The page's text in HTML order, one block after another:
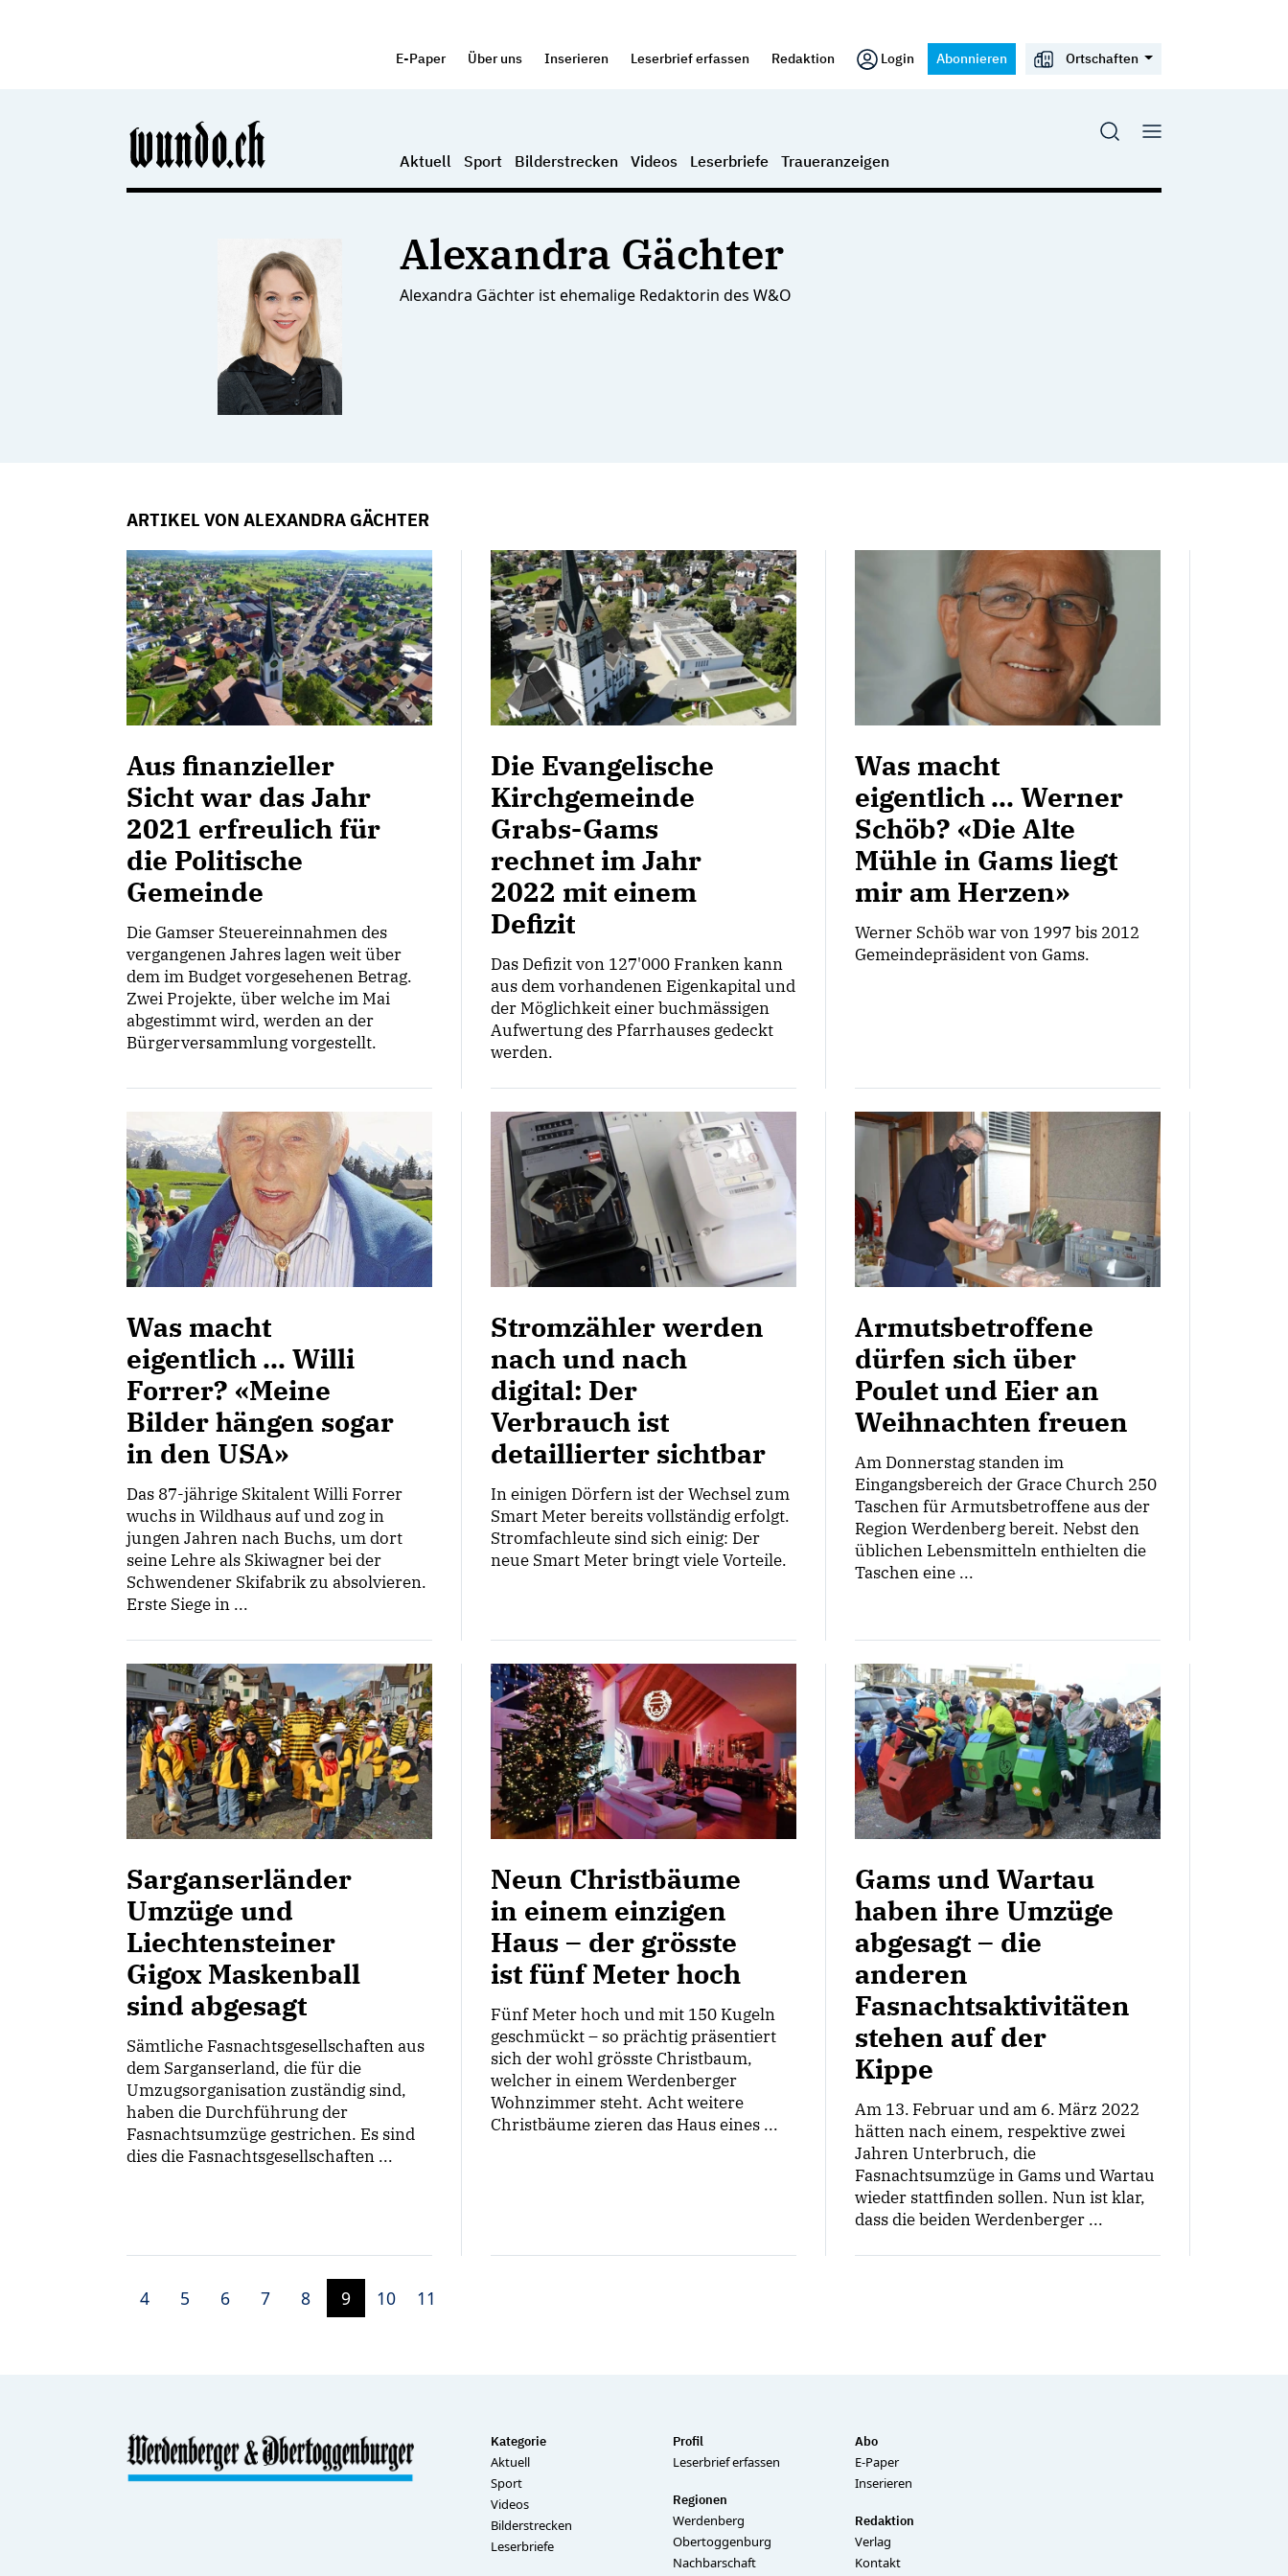
E-Paper Über uns Inserieren Leserbrief erfassen Redaktion Login Abonnieren Ortschaften
Aktuell Sport Bilderstrecken Videos Leserbriefe Traueranzeigen
Alexandra Gächter
Alexandra Gächter ist ehemalige Redaktorin des W&O
ARTIKEL VON ALEXANDRA GÄCHTER
Aus finanzieller
Sicht war das Jahr
2021 erfreulich für
die Politische
Gemeinde
Die Gamser Steuereinnahmen des
vergangenen Jahres lagen weit über
dem im Budget vorgesehenen Betrag.
Zwei Projekte, über welche im Mai
abgestimmt wird, werden an der
Bürgerversammlung vorgestellt.
Die Evangelische
Kirchgemeinde
Grabs-Gams
rechnet im Jahr
2022 mit einem
Defizit
Das Defizit von 127'000 Franken kann
aus dem vorhandenen Eigenkapital und
der Möglichkeit einer buchmässigen
Aufwertung des Pfarrhauses gedeckt
werden.
Was macht
eigentlich ... Werner
Schöb? «Die Alte
Mühle in Gams liegt
mir am Herzen»
Werner Schöb war von 1997 bis 2012
Gemeindepräsident von Gams.
Was macht
eigentlich ... Willi
Forrer? «Meine
Bilder hängen sogar
in den USA»
Das 87-jährige Skitalent Willi Forrer
wuchs in Wildhaus auf und zog in
jungen Jahren nach Buchs, um dort
seine Lehre als Skiwagner bei der
Schwendener Skifabrik zu absolvieren.
Erste Siege in ...
Stromzähler werden
nach und nach
digital: Der
Verbrauch ist
detaillierter sichtbar
In einigen Dörfern ist der Wechsel zum
Smart Meter bereits vollständig erfolgt.
Stromfachleute sind sich einig: Der
neue Smart Meter bringt viele Vorteile.
Armutsbetroffene
dürfen sich über
Poulet und Eier an
Weihnachten freuen
Am Donnerstag standen im
Eingangsbereich der Grace Church 250
Taschen für Armutsbetroffene aus der
Region Werdenberg bereit. Nebst den
üblichen Lebensmitteln enthielten die
Taschen eine ...
Sarganserländer
Umzüge und
Liechtensteiner
Gigox Maskenball
sind abgesagt
Sämtliche Fasnachtsgesellschaften aus
dem Sarganserland, die für die
Umzugsorganisation zuständig sind,
haben die Durchführung der
Fasnachtsumzüge gestrichen. Es sind
dies die Fasnachtsgesellschaften ...
Neun Christbäume
in einem einzigen
Haus – der grösste
ist fünf Meter hoch
Fünf Meter hoch und mit 150 Kugeln
geschmückt – so prächtig präsentiert
sich der wohl grösste Christbaum,
welcher in einem Werdenberger
Wohnzimmer steht. Acht weitere
Christbäume zieren das Haus eines ...
Gams und Wartau
haben ihre Umzüge
abgesagt – die
anderen
Fasnachtsaktivitäten
stehen auf der
Kippe
Am 13. Februar und am 6. März 2022
hätten nach einem, respektive zwei
Jahren Unterbruch, die
Fasnachtsumzüge in Gams und Wartau
wieder stattfinden sollen. Nun ist klar,
dass die beiden Werdenberger ...
4 5 6 7 8 9 10 11
Kategorie
Aktuell
Sport
Videos
Bilderstrecken
Leserbriefe
Profil
Leserbrief erfassen
Regionen
Werdenberg
Obertoggenburg
Nachbarschaft
Abo
E-Paper
Inserieren
Redaktion
Verlag
Kontakt